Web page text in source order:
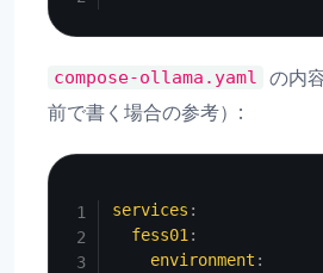
compose-ollama.yaml
の内
前で書く場合の参考）:
services :
fess01 :
environment :